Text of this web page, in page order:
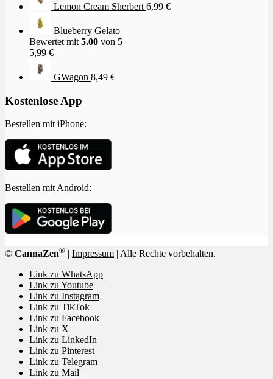
Lemon Cream Sherbert 6,99 €
Blueberry Gelato
Bewertet mit 5.00 von 5
5,99 €
GWagon 8,49 €
Kostenlose App
Bestellen mit iPhone:
Bestellen mit Android:
© CannaZen® | Impressum | Alle Rechte vorbehalten.
Link zu WhatsApp
Link zu Youtube
Link zu Instagram
Link zu TikTok
Link zu Facebook
Link zu X
Link zu LinkedIn
Link zu Pinterest
Link zu Telegram
Link zu Mail